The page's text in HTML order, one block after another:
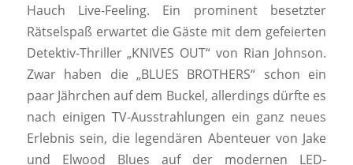
Hauch Live-Feeling. Ein prominent besetzter
Rätselspaß erwartet die Gäste mit dem gefeierten
Detektiv-Thriller „KNIVES OUT“ von Rian Johnson.
Zwar haben die „BLUES BROTHERS“ schon ein
paar Jährchen auf dem Buckel, allerdings dürfte es
nach einigen TV-Ausstrahlungen ein ganz neues
Erlebnis sein, die legendären Abenteuer von Jake
und Elwood Blues auf der modernen LED-